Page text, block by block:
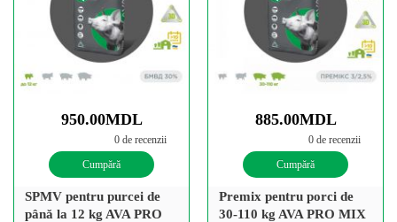
950.00MDL
0 de recenzii
Cumpără
SPMV pentru purcei de
până la 12 kg AVA PRO
885.00MDL
0 de recenzii
Cumpără
Premix pentru porci de
30-110 kg AVA PRO MIX